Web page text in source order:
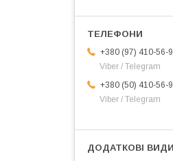
+380 (97) 410-56-
Viber / Telegram
+380 (50) 410-56-
Viber / Telegram